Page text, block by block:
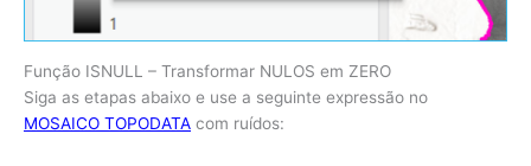
Função ISNULL – Transformar NULOS em ZERO
Siga as etapas abaixo e use a seguinte expressão no
MOSAICO TOPODATA com ruídos: